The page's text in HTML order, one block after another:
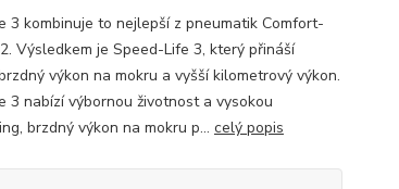
3 kombinuje to nejlepší z pneumatik Comfort-
Výsledkem je Speed-Life 3, který přináší
výkon na mokru a vyšší kilometrový výkon.
3 nabízí výbornou životnost a vysokou
brzdný výkon na mokru p... celý popis